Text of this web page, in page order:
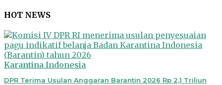
HOT NEWS
Karantina Indonesia
DPR Terima Usulan Anggaran Barantin 2026 Rp 2,1 Triliun